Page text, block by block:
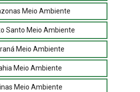
Meio Ambiente
Santo Meio Ambiente
Meio Ambiente
Meio Ambiente
Meio Ambiente